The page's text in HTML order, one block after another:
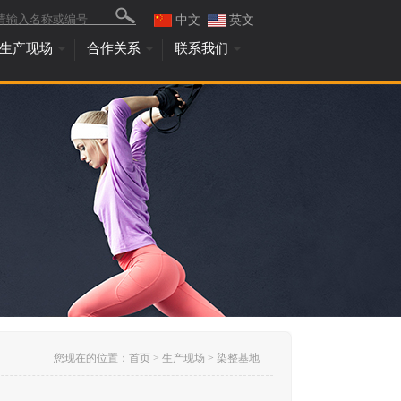
中文 英文
生产现场 合作关系 联系我们
您现在的位置： 首页 > 生产现场 > 染整基地